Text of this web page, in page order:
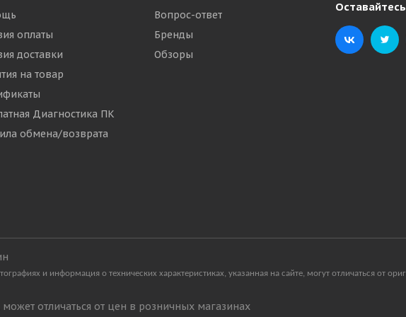
оплаты
доставки
на товар
Диагностика ПК
обмена/возврата
Вопрос-ответ
Бренды
Обзоры
и информация о технических характеристиках, указанная на сайте, могут отличаться от
отличаться от цен в розничных магазинах